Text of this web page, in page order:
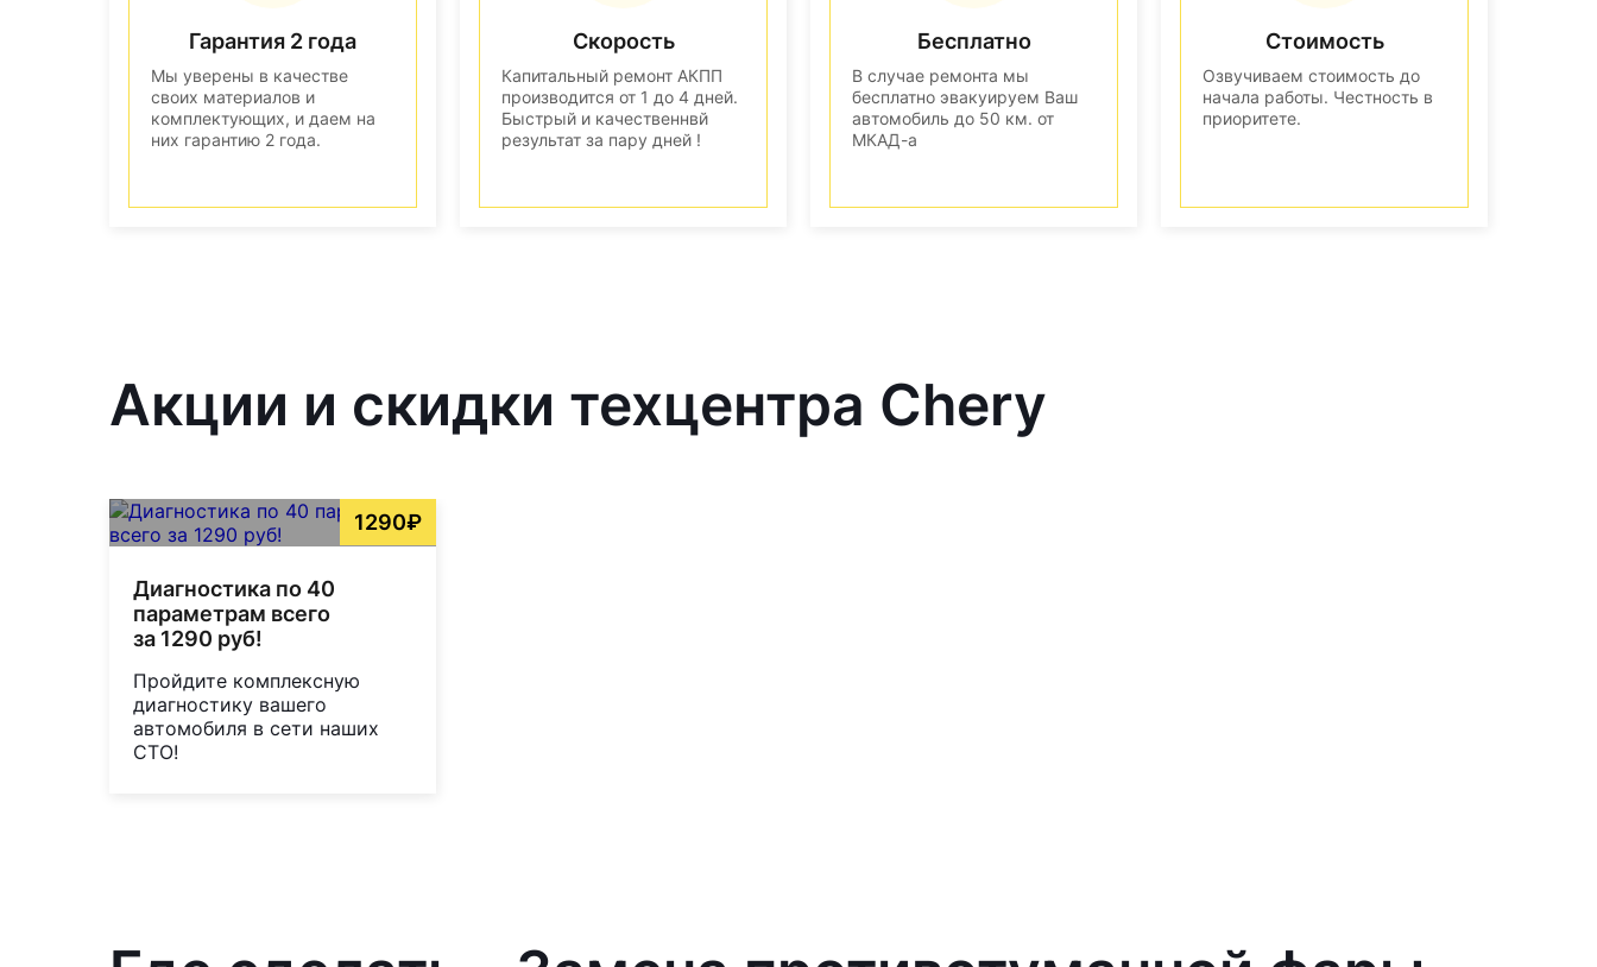
Гарантия 2 года
Мы уверены в качестве
своих материалов и
комплектующих, и даем на
них гарантию 2 года.
Скорость
Капитальный ремонт АКПП
производится от 1 до 4 дней.
Быстрый и качественнвй
результат за пару дней !
Бесплатно
В случае ремонта мы
бесплатно эвакуируем Ваш
автомобиль до 50 км. от
МКАД-а
Стоимость
Озвучиваем стоимость до
начала работы. Честность в
приоритете.
Акции и скидки техцентра Chery
1290₽
Диагностика по 40
параметрам всего
за 1290 руб!
Пройдите комплексную
диагностику вашего
автомобиля в сети наших
СТО!